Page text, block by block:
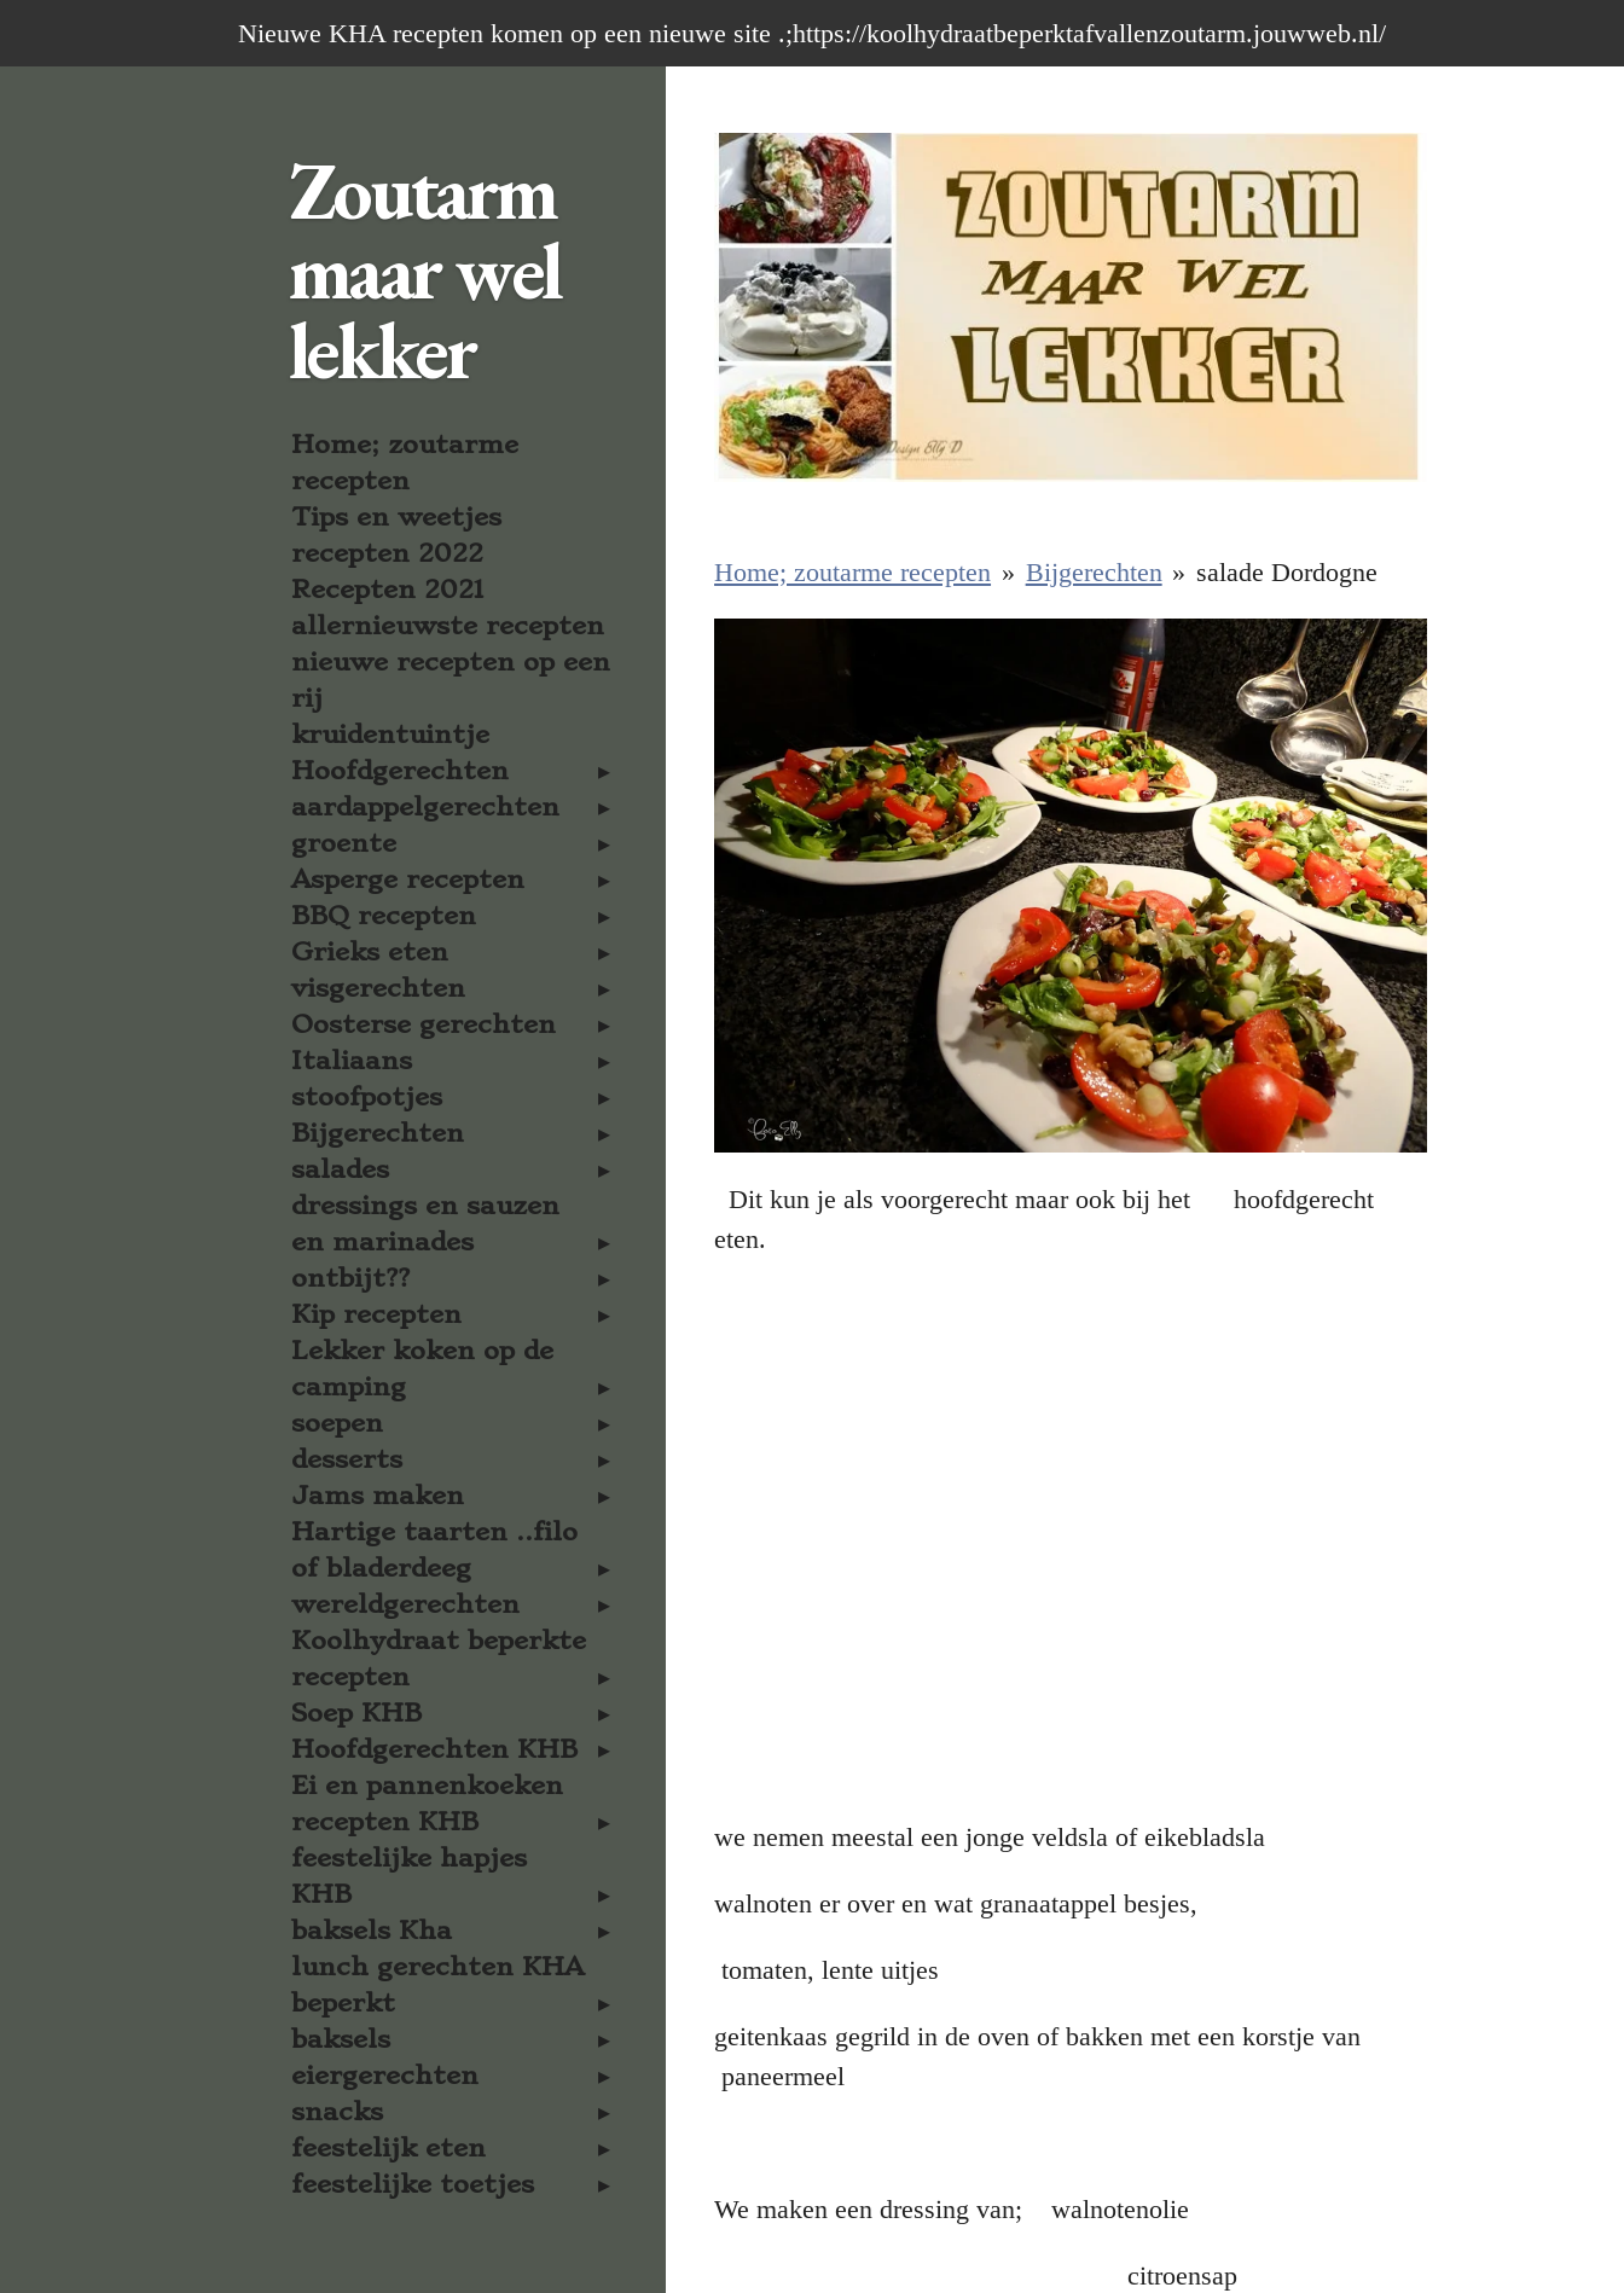
direct
Nieuwe KHA recepten komen op een nieuwe site .;https://koolhydraatbeperktafvallenzoutarm.jouwweb.nl/
Home; zoutarme recepten » Bijgerechten » salade Dordogne
Dit kun je als voorgerecht maar ook bij het hoofdgerecht
eten.
we nemen meestal een jonge veldsla of eikebladsla
walnoten er over en wat granaatappel besjes,
tomaten, lente uitjes
geitenkaas gegrild in de oven of bakken met een korstje van
paneermeel
We maken een dressing van; walnotenolie
citroensap
Zoutarm
maar wel
lekker
Home; zoutarme
recepten
Tips en weetjes
recepten 2022
Recepten 2021
allernieuwste recepten
nieuwe recepten op een
rij
kruidentuintje
Hoofdgerechten
aardappelgerechten
groente
Asperge recepten
BBQ recepten
Grieks eten
visgerechten
Oosterse gerechten
Italiaans
stoofpotjes
Bijgerechten
salades
dressings en sauzen
en marinades
ontbijt??
Kip recepten
Lekker koken op de
camping
soepen
desserts
Jams maken
Hartige taarten ..filo
of bladerdeeg
wereldgerechten
Koolhydraat beperkte
recepten
Soep KHB
Hoofdgerechten KHB
Ei en pannenkoeken
recepten KHB
feestelijke hapjes
KHB
baksels Kha
lunch gerechten KHA
beperkt
baksels
eiergerechten
snacks
feestelijk eten
feestelijke toetjes